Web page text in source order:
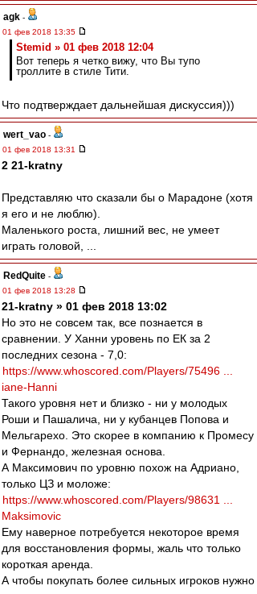
agk -
01 фев 2018 13:35
Stemid » 01 фев 2018 12:04
Вот теперь я четко вижу, что Вы тупо
троллите в стиле Тити.
Что подтверждает дальнейшая дискуссия)))
wert_vao -
01 фев 2018 13:31
2 21-kratny
Представляю что сказали бы о Марадоне (хотя
я его и не люблю).
Маленького роста, лишний вес, не умеет
играть головой, ...
RedQuite -
01 фев 2018 13:28
21-kratny » 01 фев 2018 13:02
Но это не совсем так, все познается в
сравнении. У Ханни уровень по ЕК за 2
последних сезона - 7,0:
https://www.whoscored.com/Players/75496 ...
iane-Hanni
Такого уровня нет и близко - ни у молодых
Роши и Пашалича, ни у кубанцев Попова и
Мельгарехо. Это скорее в компанию к Промесу
и Фернандо, железная основа.
А Максимович по уровню похож на Адриано,
только ЦЗ и моложе:
https://www.whoscored.com/Players/98631 ...
Maksimovic
Ему наверное потребуется некоторое время
для восстановления формы, жаль что только
короткая аренда.
А чтобы покупать более сильных игроков нужно